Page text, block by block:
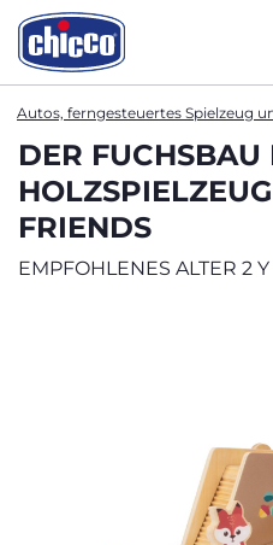
Autos, ferngesteuertes Spielzeug
DER FUCHSBAU
FRIENDS
EMPFOHLENES ALTER 2 Y